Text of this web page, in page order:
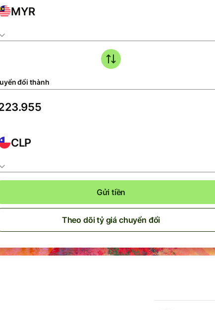
MYR
đổi thành
CLP
Gửi tiền
Theo dõi tỷ giá chuyển đổi